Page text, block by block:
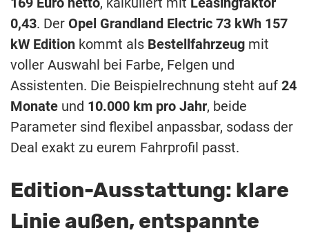
0,43. Der Opel Grandland Electric 73 kWh 157
kW Edition kommt als Bestellfahrzeug mit
voller Auswahl bei Farbe, Felgen und
Assistenten. Die Beispielrechnung steht auf 24
Monate und 10.000 km pro Jahr, beide
Parameter sind flexibel anpassbar, sodass der
Deal exakt zu eurem Fahrprofil passt.
Edition-Ausstattung: klare
Linie außen, entspannte